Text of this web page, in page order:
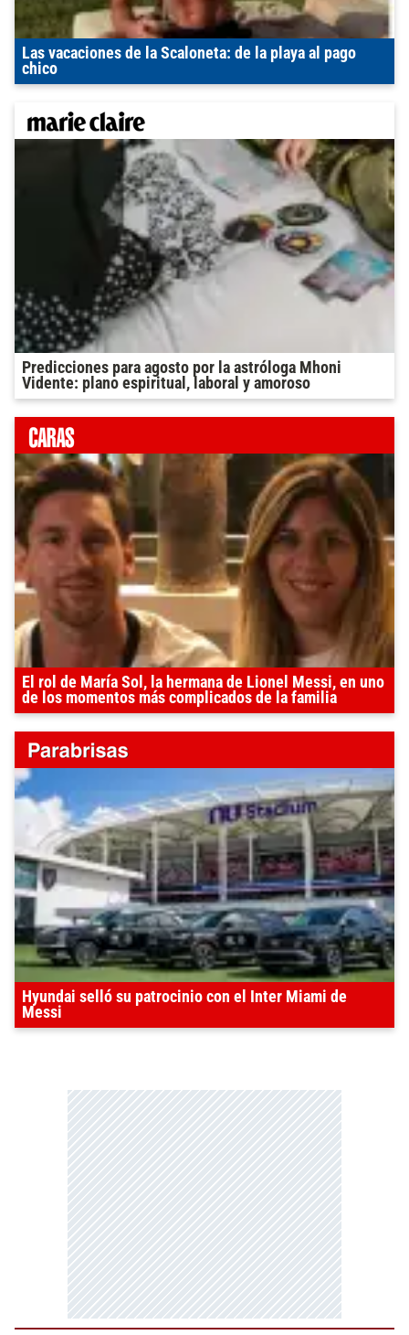
Las vacaciones de la Scaloneta: de la playa al pago
chico
Predicciones para agosto por la astróloga Mhoni
Vidente: plano espiritual, laboral y amoroso
El rol de María Sol, la hermana de Lionel Messi, en uno
de los momentos más complicados de la familia
Hyundai selló su patrocinio con el Inter Miami de
Messi